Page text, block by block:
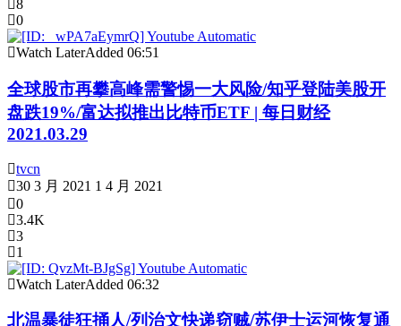
8
0
Watch LaterAdded 06:51
全球股市再攀高峰需警惕一大风险/知乎登陆美股开
盘跌19%/富达拟推出比特币ETF | 每日财经
2021.03.29
tvcn
30 3 月 2021 1 4 月 2021
0
3.4K
3
1
Watch LaterAdded 06:32
北温暴徒狂捅人/列治文快递窃贼/苏伊士运河恢复通